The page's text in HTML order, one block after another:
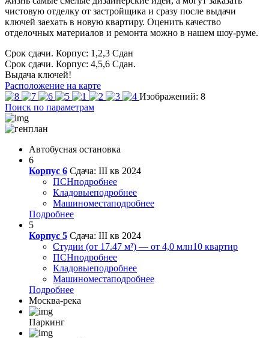
чистовую отделку от застройщика и сразу после выдачи
ключей заехать в новую квартиру. Оценить качество
отделочных материалов и ремонта можно в нашем шоу-руме.
Срок сдачи. Корпус: 1,2,3 Сдан
Срок сдачи. Корпус: 4,5,6 Сдан.
Выдача ключей!
Расположение на карте
Изображений: 8
Поиск по параметрам
Автобусная остановка
6
Корпус 6 Сдача: III кв 2024
ПСНподробнее
Кладовыеподробнее
Машиноместаподробнее
Подробнее
5
Корпус 5 Сдача: III кв 2024
Студии (от 17.47 м²) — от 4,0 млн10 квартир
ПСНподробнее
Кладовыеподробнее
Машиноместаподробнее
Подробнее
Москва-река
Паркинг